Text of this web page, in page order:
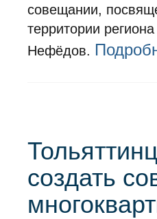
совещании,
территории
Нефёдов.
создать